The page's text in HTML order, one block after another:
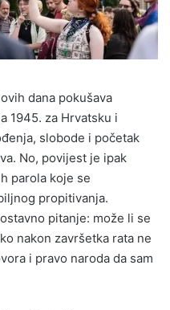
dana pokušava
1945. za Hrvatsku i
slobode i početak
No, povijest je ipak
parola koje se
propitivanja.
pitanje: može li se
nakon završetka rata ne
i pravo naroda da sam